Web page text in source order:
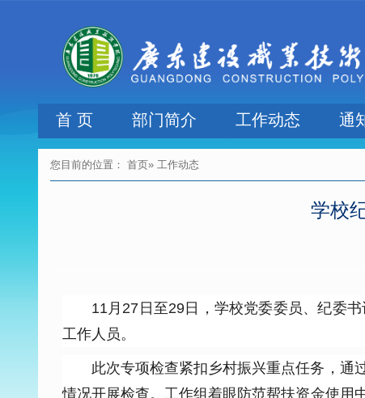
首 页 部门简介 工作动态 通
您目前的位置： 首页» 工作动态
学校
11月27日至29日，学校党委委员、纪委
工作人员。
此次专项检查紧扣乡村振兴重点任务，通
情况开展检查。工作组着眼防范帮扶资金使用